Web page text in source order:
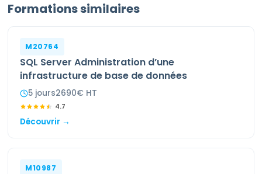
Formations similaires
M20764
SQL Server Administration d’une
infrastructure de base de données
5jours2690€ HT
4.7
Découvrir →
M10987